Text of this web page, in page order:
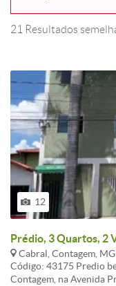
21 Resultados
12
Prédio, 3 Quartos, 2
Cabral, Contagem, MG
Código: 43175 Predio
Contagem, na Avenida